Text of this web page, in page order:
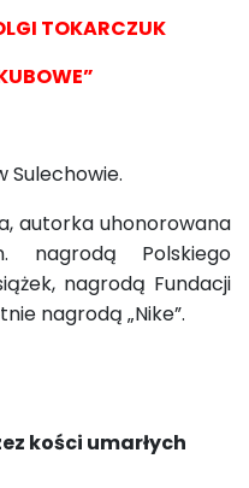
TOKARCZUK
Sulechowie.
autorka uhonorowana
nagrodą Polskiego
nagrodą Fundacji
nagrodą „Nike”.
kości umarłych